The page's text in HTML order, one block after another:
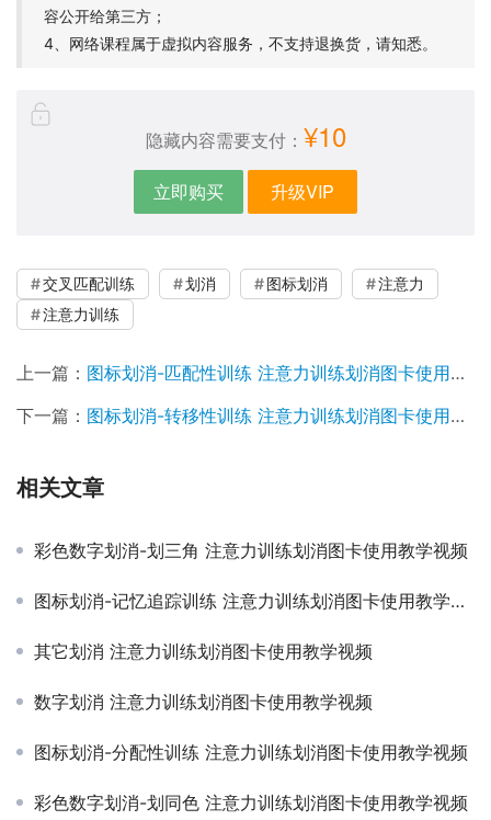
容公开给第三方；
4、网络课程属于虚拟内容服务，不支持退换货，请知悉。
隐藏内容需要支付： ¥10
立即购买 升级VIP
交叉匹配训练 划消 图标划消
注意力
注意力训练
上一篇： 图标划消-匹配性训练 注意力训练划消图卡使用教学视频
下一篇： 图标划消-转移性训练 注意力训练划消图卡使用教学视频
相关文章
彩色数字划消-划三角 注意力训练划消图卡使用教学视频
图标划消-记忆追踪训练 注意力训练划消图卡使用教学视频
其它划消 注意力训练划消图卡使用教学视频
数字划消 注意力训练划消图卡使用教学视频
图标划消-分配性训练 注意力训练划消图卡使用教学视频
彩色数字划消-划同色 注意力训练划消图卡使用教学视频